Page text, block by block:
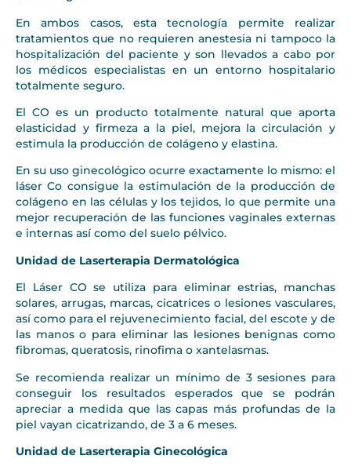
En ambos casos, esta tecnología permite realizar
tratamientos que no requieren anestesia ni tampoco la
hospitalización del paciente y son llevados a cabo por
los médicos especialistas en un entorno hospitalario
totalmente seguro.
El CO es un producto totalmente natural que aporta
elasticidad y firmeza a la piel, mejora la circulación y
estimula la producción de colágeno y elastina.
En su uso ginecológico ocurre exactamente lo mismo: el
láser Co consigue la estimulación de la producción de
colágeno en las células y los tejidos, lo que permite una
mejor recuperación de las funciones vaginales externas
e internas así como del suelo pélvico.
Unidad de Laserterapia Dermatológica
El Láser CO se utiliza para eliminar estrias, manchas
solares, arrugas, marcas, cicatrices o lesiones vasculares,
así como para el rejuvenecimiento facial, del escote y de
las manos o para eliminar las lesiones benignas como
fibromas, queratosis, rinofima o xantelasmas.
Se recomienda realizar un mínimo de 3 sesiones para
conseguir los resultados esperados que se podrán
apreciar a medida que las capas más profundas de la
piel vayan cicatrizando, de 3 a 6 meses.
Unidad de Laserterapia Ginecológica